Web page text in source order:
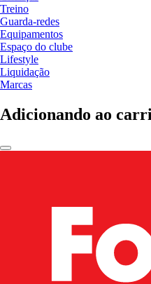
Treino
Guarda-redes
Equipamentos
Espaço do clube
Lifestyle
Liquidação
Marcas
Adicionando ao